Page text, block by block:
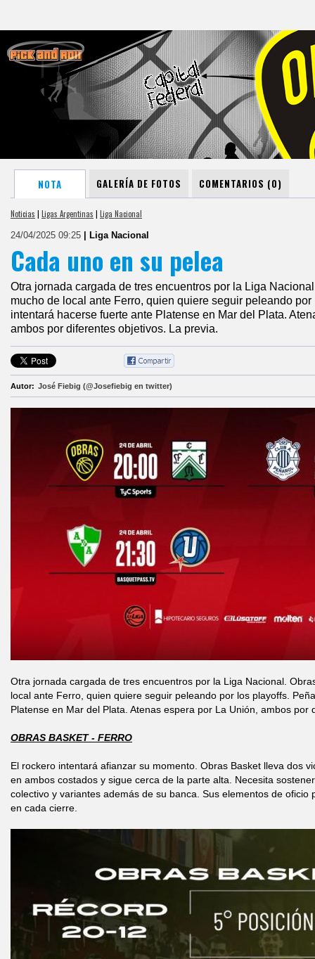
NOTA GALERÍA DE FOTOS COMENTARIOS (0)
Noticias | Ligas Argentinas | Liga Nacional
24/04/2025 09:25 | Liga Nacional
Cada uno en su pelea
Otra jornada cargada de tres encuentros por la Liga
mucho de local ante Ferro, quien quiere seguir peleando
intentará hacerse fuerte ante Platense en Mar del Plata.
ambos por diferentes objetivos. La previa.
Autor: José Fiebig (@Josefiebig en twitter)
Otra jornada cargada de tres encuentros por la Liga Nacional.
local ante Ferro, quien quiere seguir peleando por los playoffs.
Platense en Mar del Plata. Atenas espera por La Unión, ambos por
OBRAS BASKET - FERRO
El rockero intentará afianzar su momento. Obras Basket lleva dos
en ambos costados y sigue cerca de la parte alta. Necesita
colectivo y variantes además de su banca. Sus elementos de oficio
en cada cierre.